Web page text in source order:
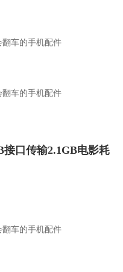
口传输2.1GB电影耗